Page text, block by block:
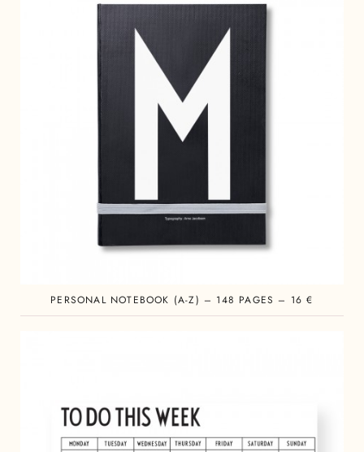
PERSONAL NOTEBOOK (A-Z) – 148 PAGES – 16 €